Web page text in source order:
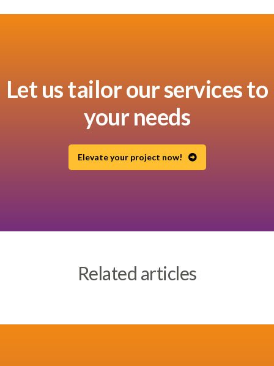
Let us tailor our services to
your needs
Elevate your project now!
Related articles